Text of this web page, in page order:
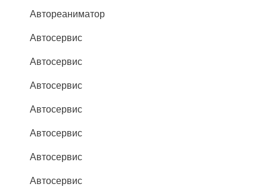
Автореаниматор
Автосервис
Автосервис
Автосервис
Автосервис
Автосервис
Автосервис
Автосервис